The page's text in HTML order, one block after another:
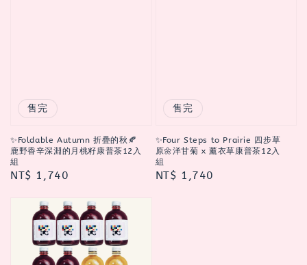
售完
✨Foldable Autumn 折疊的秋🍂
鹿野香辛深淵的月桃籽康普茶12入
組
Regular
NT$ 1,740
售完
✨Four Steps to Prairie 四步草
原🌼洋甘菊 x 薰衣草康普茶12入
組
Regular
NT$ 1,740